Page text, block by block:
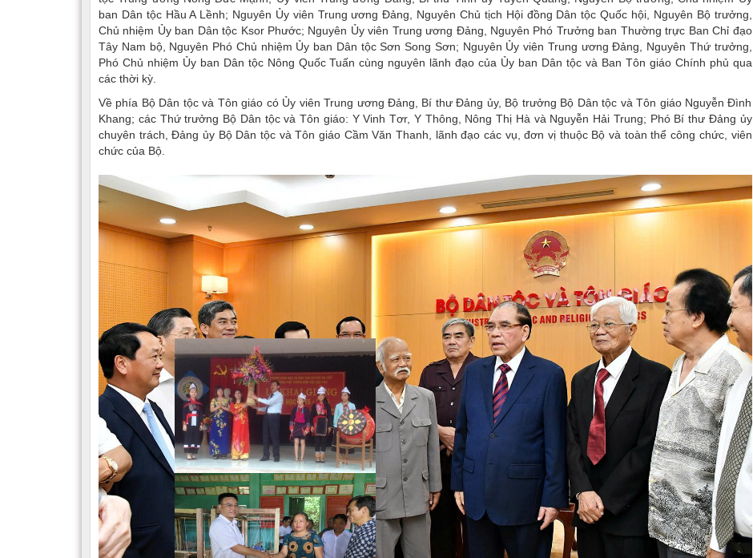
ban Dân tộc Hầu A Lềnh; Nguyên Ủy viên Trung ương Đảng, Nguyên Chủ tịch Hội đồng Dân tộc Quốc hội, Nguyên Bộ trưởng,
Chủ nhiệm Ủy ban Dân tộc Ksor Phước; Nguyên Ủy viên Trung ương Đảng, Nguyên Phó Trưởng ban Thường trực Ban Chỉ đạo
Tây Nam bộ, Nguyên Phó Chủ nhiệm Ủy ban Dân tộc Sơn Song Sơn; Nguyên Ủy viên Trung ương Đảng, Nguyên Thứ trưởng,
Phó Chủ nhiệm Ủy ban Dân tộc Nông Quốc Tuấn cùng nguyên lãnh đạo của Ủy ban Dân tộc và Ban Tôn giáo Chính phủ qua
các thời kỳ.
Về phía Bộ Dân tộc và Tôn giáo có Ủy viên Trung ương Đảng, Bí thư Đảng ủy, Bộ trưởng Bộ Dân tộc và Tôn giáo Nguyễn Đình
Khang; các Thứ trưởng Bộ Dân tộc và Tôn giáo: Y Vinh Tơr, Y Thông, Nông Thị Hà và Nguyễn Hải Trung; Phó Bí thư Đảng ủy
chuyên trách, Đảng ủy Bộ Dân tộc và Tôn giáo Cầm Văn Thanh, lãnh đạo các vụ, đơn vị thuộc Bộ và toàn thể công chức, viên
chức của Bộ.